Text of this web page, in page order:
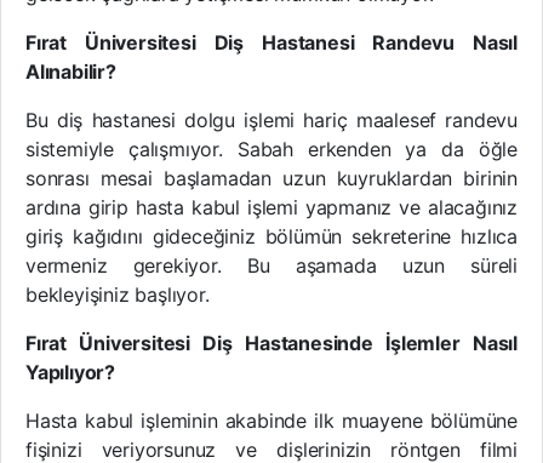
Fırat Üniversitesi Diş Hastanesi Randevu Nasıl
Alınabilir?
Bu diş hastanesi dolgu işlemi hariç maalesef randevu
sistemiyle çalışmıyor. Sabah erkenden ya da öğle
sonrası mesai başlamadan uzun kuyruklardan birinin
ardına girip hasta kabul işlemi yapmanız ve alacağınız
giriş kağıdını gideceğiniz bölümün sekreterine hızlıca
vermeniz gerekiyor. Bu aşamada uzun süreli
bekleyişiniz başlıyor.
Fırat Üniversitesi Diş Hastanesinde İşlemler Nasıl
Yapılıyor?
Hasta kabul işleminin akabinde ilk muayene bölümüne
fişinizi veriyorsunuz ve dişlerinizin röntgen filmi